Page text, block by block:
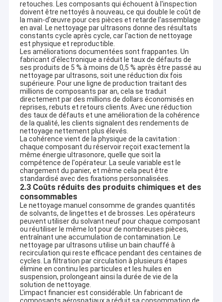
Maison
Produits
Exposition de VR
À propos de nous
Visite d'usine
Contrôle de qualité
Contactez-nous
Nouvelles
Décapant ultrasonique de pièces
Décapant ultrasonique d'arme à feu
Décapant ultrasonique de carburateur
Décapant ultrasonique industriel
retouches. Les composants qui échouent à l'inspection
doivent être nettoyés à nouveau, ce qui double le coût de
la main-d'œuvre pour ces pièces et retarde l'assemblage
en aval. Le nettoyage par ultrasons donne des résultats
constants cycle après cycle, car l'action de nettoyage
est physique et reproductible.
Les améliorations documentées sont frappantes. Un
fabricant d'électronique a réduit le taux de défauts de
ses produits de 5 % à moins de 0,5 % après être passé au
nettoyage par ultrasons, soit une réduction dix fois
supérieure. Pour une ligne de production traitant des
millions de composants par an, cela se traduit
directement par des millions de dollars économisés en
reprises, rebuts et retours clients. Avec une réduction
des taux de défauts et une amélioration de la cohérence
de la qualité, les clients signalent des rendements de
nettoyage nettement plus élevés.
La cohérence vient de la physique de la cavitation :
chaque composant du réservoir reçoit exactement la
même énergie ultrasonore, quelle que soit la
compétence de l'opérateur. La seule variable est le
chargement du panier, et même cela peut être
standardisé avec des fixations personnalisées.
2.3 Coûts réduits des produits chimiques et des
consommables
Le nettoyage manuel consomme de grandes quantités
de solvants, de lingettes et de brosses. Les opérateurs
peuvent utiliser du solvant neuf pour chaque composant
ou réutiliser le même lot pour de nombreuses pièces,
entraînant une accumulation de contamination. Le
nettoyage par ultrasons utilise un bain chauffé à
recirculation qui reste efficace pendant des centaines de
cycles. La filtration par circulation à plusieurs étapes
élimine en continu les particules et les huiles en
suspension, prolongeant ainsi la durée de vie de la
solution de nettoyage.
L'impact financier est considérable. Un fabricant de
L'équipement de nettoyage à ultrasons de la baleine bleue de
Guangdong, Ltd.est un fabricant professionnel avec 20 ans
d'expérience dans la technologie de nettoyage par
ultrasons.Nous sommes spécialisés dans la conception et la
fabrication d'une gamme complète de machines de nettoyage
par ultrasons standard, ainsi que des systèmes de nettoyage
non standard sur mesure adaptés aux exigences industrielles
uniques.
Grâce à la confiance et au soutien à long terme de nos clients,
nous continuons d'innover et visons à offrir plus que des
équipements ¢ nous fournissons des solutions complètes de
nettoyage qui aident nos partenaires à réussir.
Pour les distributeurs
Nous offrons des équipements de haute qualité et des
solutions de nettoyage complètes couvrant 12 grandes séries
de nettoyage par ultrasons, y compris mais sans s'y limiter:
Nettoyeur de pièces à ultrasons
Nettoyeur de pistolet à ultrasons
Nettoyeur de glucides par ultrasons
Nettoyeur à ultrasons industriel
Nettoyeur à ultrasons pour automobile
Machine à nettoyer les bijoux par ultrasons
Nettoyeur dentaire à ultrasons
Nettoyeur à ultrasons pour électronique
Nettoyeur de moteur à ultrasons
Nettoyeur à ultrasons médical
Nettoyeur à ultrasons de laboratoire
Nettoyeur à ultrasons numérique / mécanique
Cuisines et cuisines
...et plus encore.